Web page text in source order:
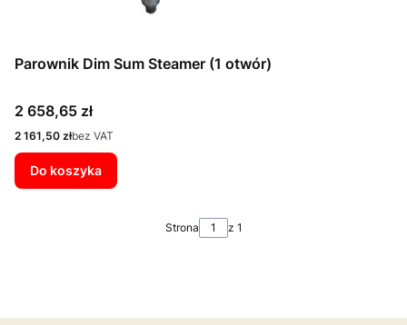
Parownik Dim Sum Steamer (1 otwór)
Cena
2 658,65 zł
Cena
2 161,50 złbez VAT
Do koszyka
Strona z 1